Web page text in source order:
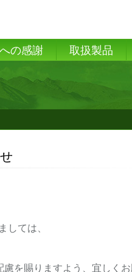
の感謝 取扱製品
しては、
を賜りますよう、宜しく